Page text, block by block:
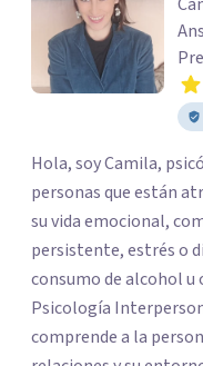
Hola, soy Camila,
personas que están
su vida emocional,
persistente, estrés o
consumo de alcohol u otras
Psicología
comprende a la